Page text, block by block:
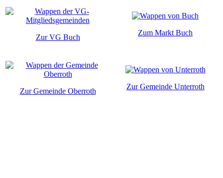
Zur VG Buch
Zum Markt Buch
Zur Gemeinde Oberroth
Zur Gemeinde Unterroth